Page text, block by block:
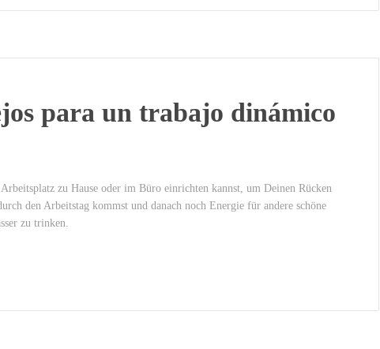
para un trabajo dinámico
zu Hause oder im Büro einrichten kannst, um Deinen Rücken
den Arbeitstag kommst und danach noch Energie für andere schöne
zu trinken.